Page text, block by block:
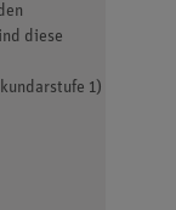
diese
1)